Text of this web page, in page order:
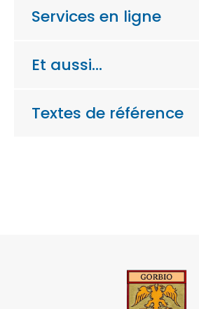
Services en ligne
Et aussi…
Textes de référence